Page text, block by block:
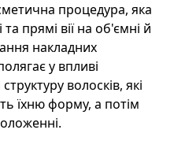
процедура, яка
прямі вії на об'ємні й
накладних
у впливі
волосків, які
їхню форму, а потім